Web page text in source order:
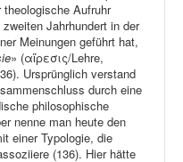
Aufruhr
Jahrhundert in der
Meinungen geführt hat,
» (αἵρεσις/Lehre,
Ursprünglich verstand
durch eine
philosophische
nenne man heute den
einer Typologie, die
(136). Hier hätte